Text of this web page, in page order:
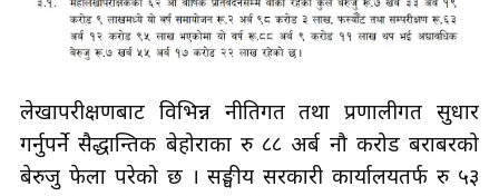
लेखापरीक्षणबाट विभिन्न नीतिगत तथा प्रणालीगत सुधार
गर्नुपर्ने सैद्धान्तिक बेहोराका रु ८८ अर्ब नौ करोड बराबरको
बेरुजु फेला परेको छ । सङ्घीय सरकारी कार्यालयतर्फ रु ५३